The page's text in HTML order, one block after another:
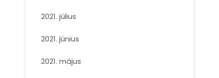
2021. július
2021. június
2021. május